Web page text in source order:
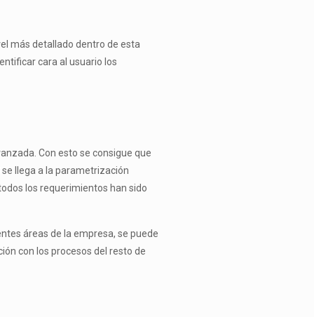
más detallado dentro de esta
cara al usuario los
Con esto se consigue que
llega a la parametrización
los requerimientos han sido
áreas de la empresa, se puede
con los procesos del resto de